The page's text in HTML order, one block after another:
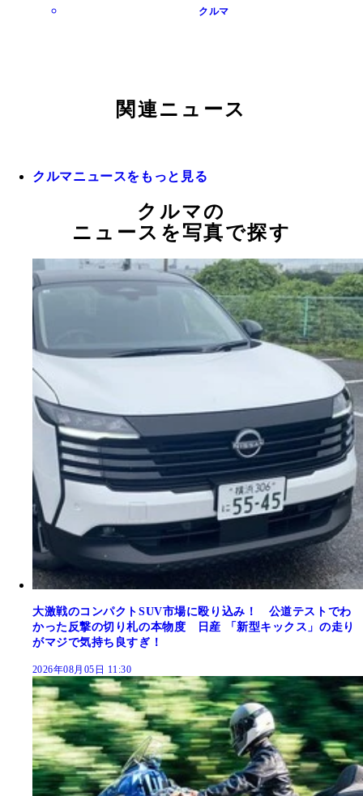
クルマ
関連ニュース
クルマニュースをもっと見る
クルマの
ニュースを写真で探す
大激戦のコンパクトSUV市場に殴り込み！ 公道テストでわ
かった反撃の切り札の本物度 日産 「新型キックス」の走り
がマジで気持ち良すぎ！
2026年08月05日 11:30